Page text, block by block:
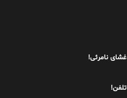
غشای نامرئی!
تلفن!